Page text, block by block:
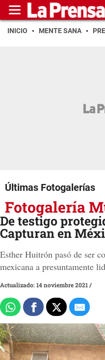
INICIO MENTE SANA
Últimas Fotogalerías
Fotogalería
De testigo
Capturan en
Esther Huitrón pasó de ser
mexicana a presuntamente
Actualizado: 14 noviembre 2021 /